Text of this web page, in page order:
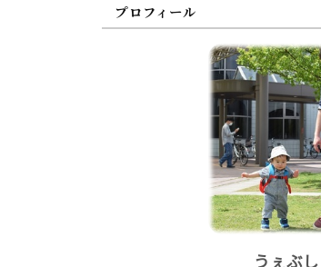
プロフィール
うぇぶ